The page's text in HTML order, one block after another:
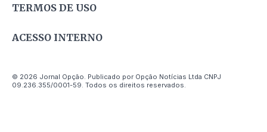
TERMOS DE USO
ACESSO INTERNO
© 2026 Jornal Opção. Publicado por Opção Notícias Ltda CNPJ
09.236.355/0001-59. Todos os direitos reservados.